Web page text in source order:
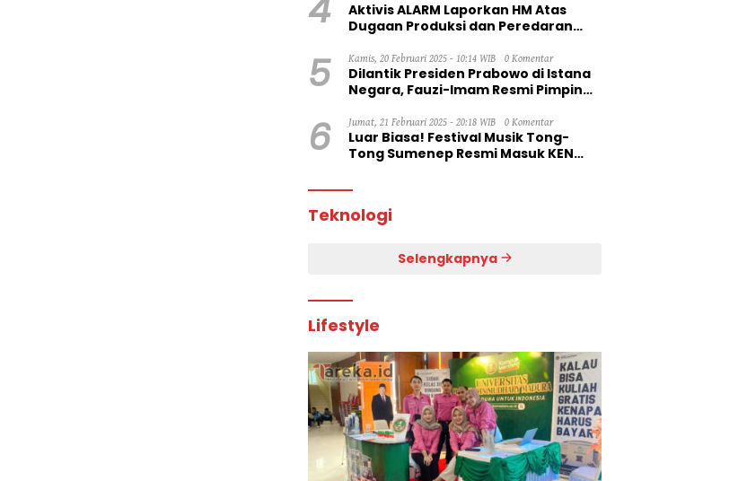
Aktivis ALARM Laporkan HM Atas
Dugaan Produksi dan Peredaran
5 Kamis, 20 Februari 2025 - 10:14 WIB 0 Komentar
Dilantik Presiden Prabowo di Istana
Negara, Fauzi-Imam Resmi Pimpin
6 Jumat, 21 Februari 2025 - 20:18 WIB 0 Komentar
Luar Biasa! Festival Musik Tong-
Tong Sumenep Resmi Masuk KEN
Teknologi
Selengkapnya
Lifestyle